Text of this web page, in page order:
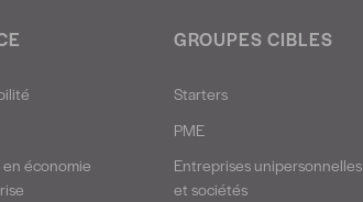
économie
GROUPES CIBLES
Starters
PME
Entreprises unipersonnelles
et sociétés